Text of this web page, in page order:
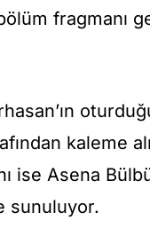
fragmanı
kaleme
ise Asena
sunuluyor.